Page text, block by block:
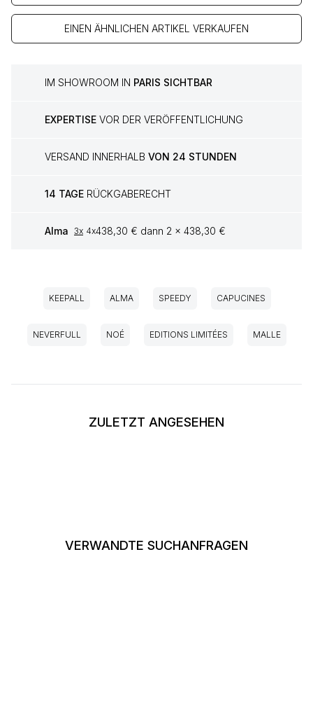
EINEN ÄHNLICHEN ARTIKEL VERKAUFEN
IM SHOWROOM IN PARIS SICHTBAR
EXPERTISE VOR DER VERÖFFENTLICHUNG
VERSAND INNERHALB VON 24 STUNDEN
14 TAGE RÜCKGABERECHT
Alma 3x 4x438,30 € dann 2 x 438,30 €
KEEPALL ALMA SPEEDY CAPUCINES
NEVERFULL NOÉ EDITIONS LIMITÉES MALLE
ZULETZT ANGESEHEN
VERWANDTE SUCHANFRAGEN